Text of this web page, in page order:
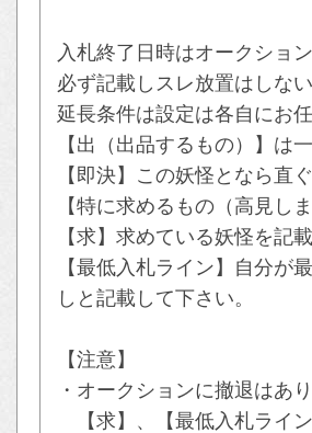
入札終了日時はオークショ
必ず記載しスレ放置はしない
延長条件は設定は各自にお
【出（出品するもの）】は
【即決】この妖怪となら直
【特に求めるもの（高見し
【求】求めている妖怪を記
【最低入札ライン】自分が
しと記載して下さい。
【注意】
・オークションに撤退はあ
【求】、【最低入札ライ